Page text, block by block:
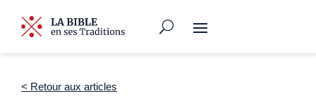
< Retour aux articles